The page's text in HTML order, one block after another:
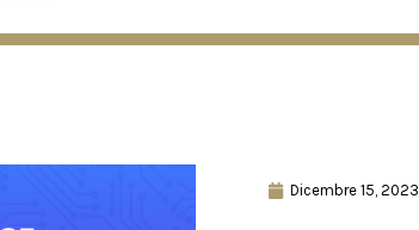
Dicembre 15, 2023